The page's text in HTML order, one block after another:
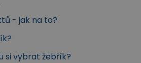
- jak na to?
si vybrat žebřík?